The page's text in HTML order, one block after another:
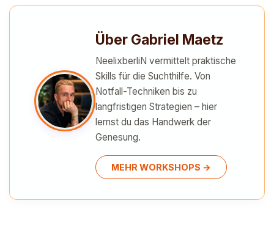
Über Gabriel Maetz
NeelixberliN vermittelt praktische
Skills für die Suchthilfe. Von
Notfall-Techniken bis zu
langfristigen Strategien – hier
lernst du das Handwerk der
Genesung.
MEHR WORKSHOPS →